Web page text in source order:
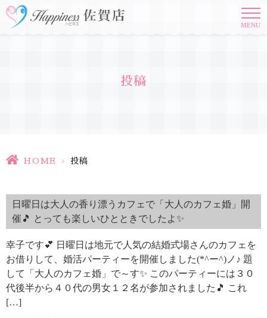
MENU
投稿
HOME > 投稿
日曜日は大人の香り漂うカフェで「大人のカフェ婚」開
催🎵 とっても楽しいひとときでしたよ✨
幸子です💕 日曜日は地元で人気の結婚式場さんのカフェを
お借りして、婚活パーティーを開催しました(*^ー^)ノ♪ 題
して「大人のカフェ婚」で～す✨ このパーティーには３０
代後半から４０代の男女１２名が参加されました🎵 これ
[…]